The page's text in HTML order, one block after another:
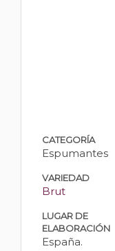
CATEGORÍA
Espumantes
VARIEDAD
Brut
LUGAR DE
ELABORACIÓN
España.